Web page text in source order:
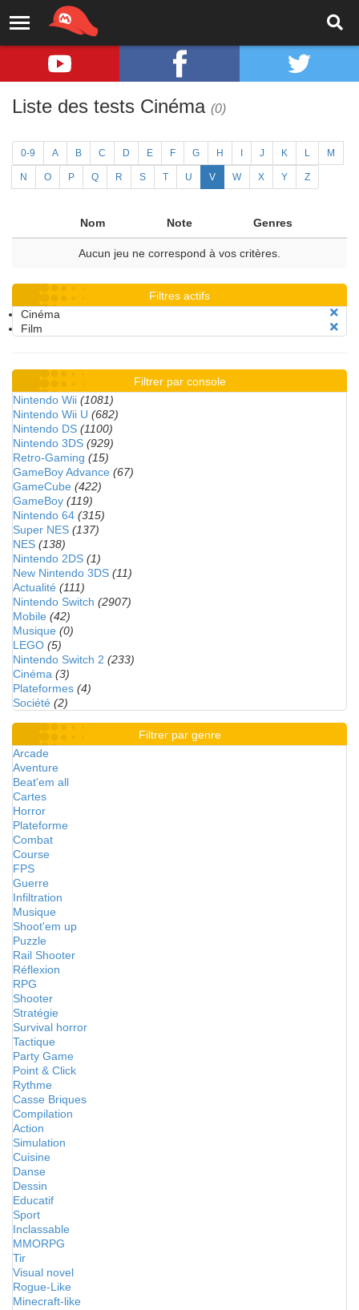
Liste des tests Cinéma (0)
0-9 A B C D E F G H J K L M
N O P Q R S T U V W X Y Z
Nom Note Genres
Aucun jeu ne correspond à vos critères.
Filtres actifs
Cinéma
Film
Filtrer par console
Nintendo Wii (1081)
Nintendo Wii U (682)
Nintendo DS (1100)
Nintendo 3DS (929)
Retro-Gaming (15)
GameBoy Advance (67)
GameCube (422)
GameBoy (119)
Nintendo 64 (315)
Super NES (137)
NES (138)
Nintendo 2DS (1)
New Nintendo 3DS (11)
Actualité (111)
Nintendo Switch (2907)
Mobile (42)
Musique (0)
LEGO (5)
Nintendo Switch 2 (233)
Cinéma (3)
Plateformes (4)
Société (2)
Filtrer par genre
Arcade
Aventure
Beat'em all
Cartes
Horror
Plateforme
Combat
Course
FPS
Guerre
Infiltration
Musique
Shoot'em up
Puzzle
Rail Shooter
Réflexion
RPG
Shooter
Stratégie
Survival horror
Tactique
Party Game
Point & Click
Rythme
Casse Briques
Compilation
Action
Simulation
Cuisine
Danse
Dessin
Educatif
Sport
Inclassable
MMORPG
Tir
Visual novel
Rogue-Like
Minecraft-like